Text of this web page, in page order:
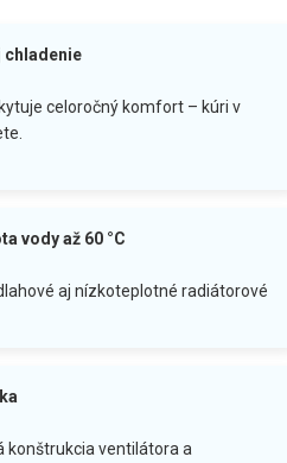
chladenie
celoročný komfort – kúri v
vody až 60 °C
aj nízkoteplotné radiátorové
konštrukcia ventilátora a